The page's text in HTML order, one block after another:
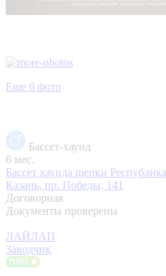
Еще 6 фото
Бассет-хаунд
6 мес.
Бассет хаунда щенки
Казань, пр. Победы, 141
Договорная
Документы проверены
ЛАЙЛАП
Заводчик